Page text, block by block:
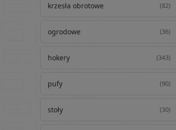
krzesła obrotowe (82)
ogrodowe (36)
hokery (343)
pufy (90)
stoły (30)